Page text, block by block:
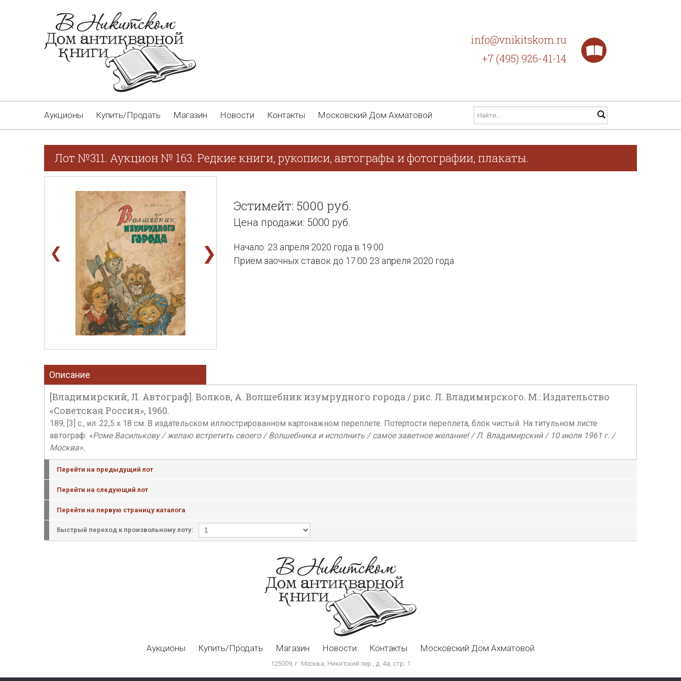
info@vnikitskom.ru
+7 (495) 926-41-14
Аукционы Купить/Продать Магазин Новости Контакты Московский Дом Ахматовой
Лот №311. Аукцион № 163. Редкие книги, рукописи, автографы и фотографии, плакаты.
❮ ❯
Эстимейт: 5000 руб.
Цена продажи: 5000 руб.
Начало: 23 апреля 2020 года в 19:00
Прием заочных ставок до 17:00 23 апреля 2020 года
Описание
[Владимирский, Л. Автограф]. Волков, А. Волшебник изумрудного города / рис. Л. Владимирского. М.: Издательство
«Советская Россия», 1960.
189, [3] с., ил. 22,5 х 18 см. В издательском иллюстрированном картонажном переплете. Потертости переплета, блок чистый. На титульном листе
автограф: «Роме Василькову / желаю встретить своего / Волшебника и исполнить / самое заветное желание! / Л. Владимирский / 10 июля 1961 г. /
Москва».
Перейти на предыдущий лот
Перейти на следующий лот
Перейти на первую страницу каталога
Быстрый переход к произвольному лоту:
Аукционы Купить/Продать Магазин Новости Контакты Московский Дом Ахматовой
125009, г. Москва, Никитский пер., д. 4а, стр. 1